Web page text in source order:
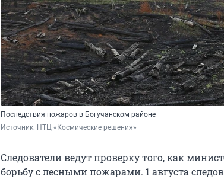
Последствия пожаров в Богучанском районе
Источник: НТЦ «Космические решения»
Следователи ведут проверку того, как
борьбу с лесными пожарами. 1 августа